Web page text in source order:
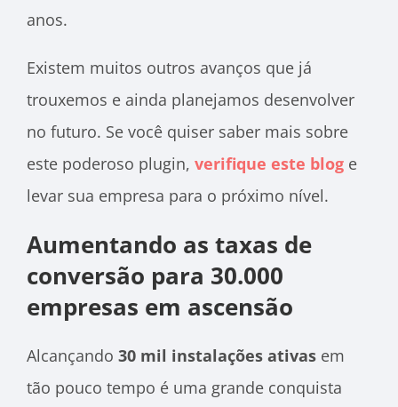
anos.
Existem muitos outros avanços que já
trouxemos e ainda planejamos desenvolver
no futuro. Se você quiser saber mais sobre
este poderoso plugin, verifique este blog e
levar sua empresa para o próximo nível.
Aumentando as taxas de
conversão para 30.000
empresas em ascensão
Alcançando 30 mil instalações ativas em
tão pouco tempo é uma grande conquista